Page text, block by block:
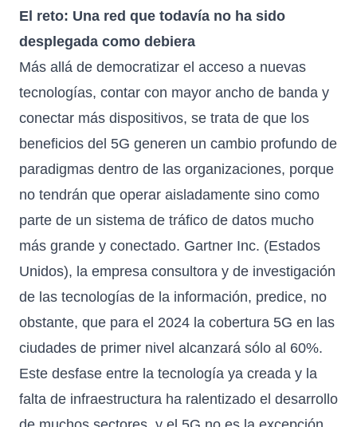
El reto: Una red que todavía no ha sido
desplegada como debiera
Más allá de democratizar el acceso a nuevas
tecnologías, contar con mayor ancho de banda y
conectar más dispositivos, se trata de que los
beneficios del 5G generen un cambio profundo de
paradigmas dentro de las organizaciones, porque
no tendrán que operar aisladamente sino como
parte de un sistema de tráfico de datos mucho
más grande y conectado. Gartner Inc. (Estados
Unidos), la empresa consultora y de investigación
de las tecnologías de la información, predice, no
obstante, que para el 2024 la cobertura 5G en las
ciudades de primer nivel alcanzará sólo al 60%.
Este desfase entre la tecnología ya creada y la
falta de infraestructura ha ralentizado el desarrollo